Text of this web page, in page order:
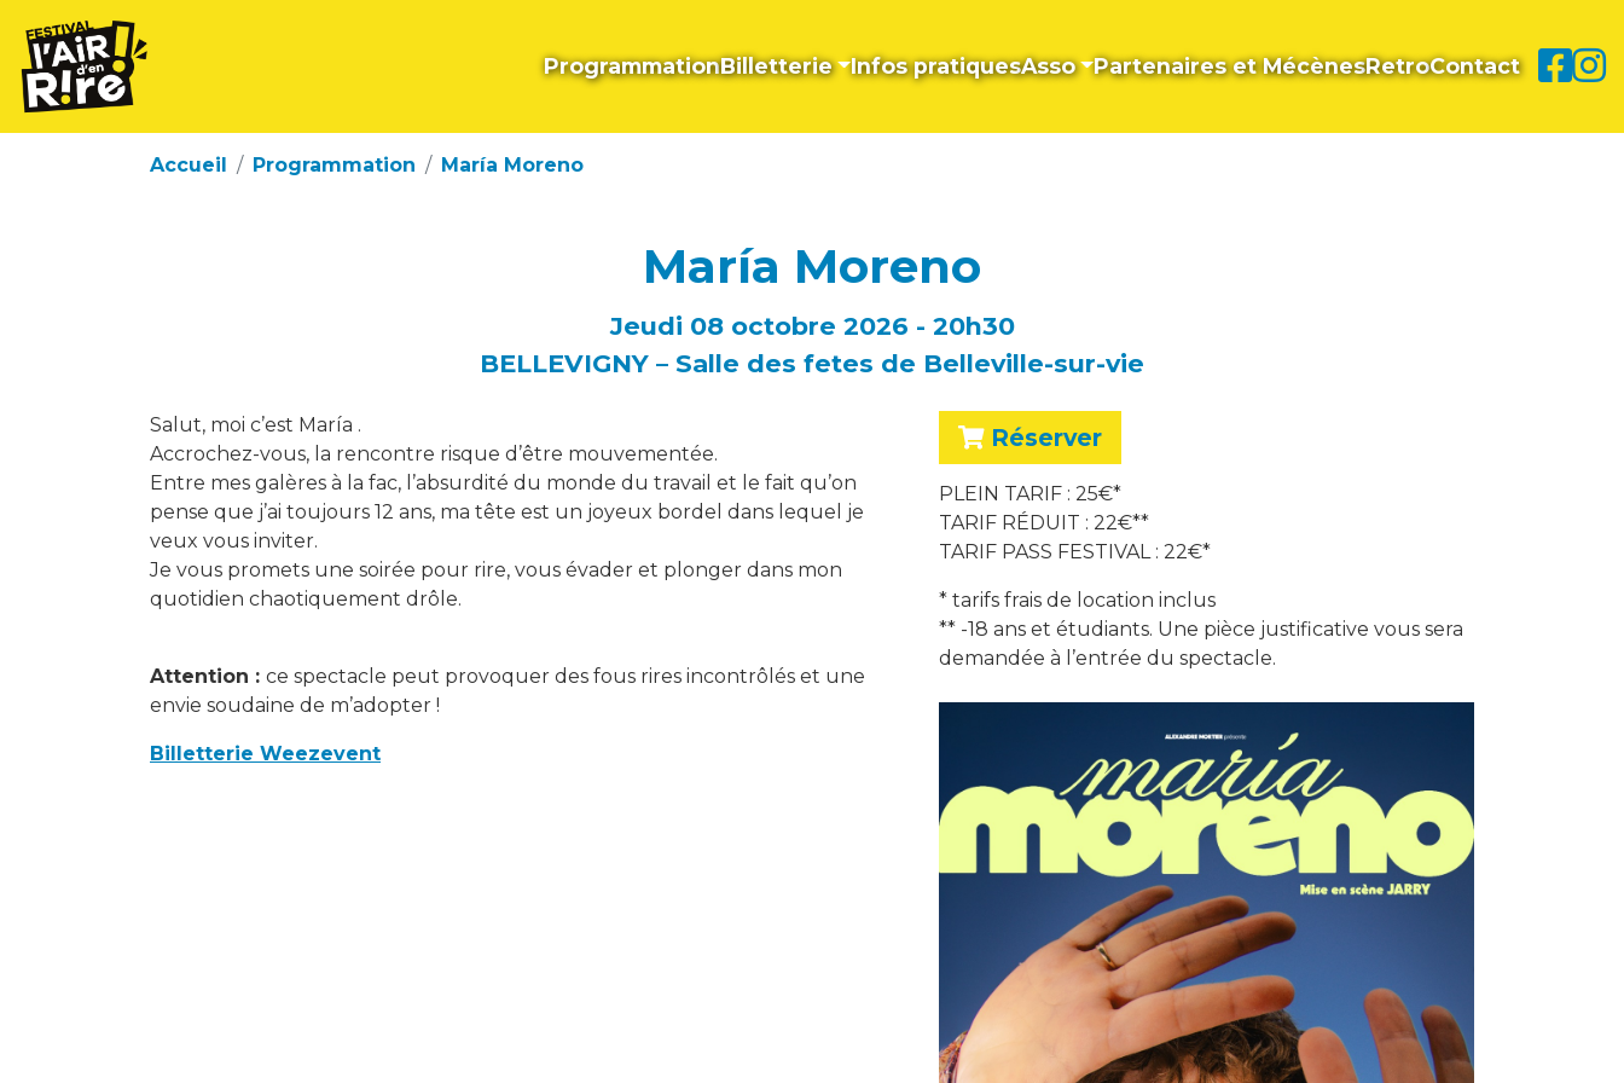
ProgrammationBilletterie Infos pratiquesAsso Partenaires et MécènesRetroContact
Accueil Programmation María Moreno
María Moreno
Jeudi 08 octobre 2026 - 20h30
BELLEVIGNY – Salle des fetes de Belleville-sur-vie
Salut, moi c’est María .
Accrochez-vous, la rencontre risque d’être mouvementée.
Entre mes galères à la fac, l’absurdité du monde du travail et le fait qu’on
pense que j’ai toujours 12 ans, ma tête est un joyeux bordel dans lequel je
veux vous inviter.
Je vous promets une soirée pour rire, vous évader et plonger dans mon
quotidien chaotiquement drôle.
Attention : ce spectacle peut provoquer des fous rires incontrôlés et une
envie soudaine de m’adopter !
Billetterie Weezevent
Réserver
PLEIN TARIF : 25€*
TARIF RÉDUIT : 22€**
TARIF PASS FESTIVAL : 22€*
* tarifs frais de location inclus
** -18 ans et étudiants. Une pièce justificative vous sera
demandée à l’entrée du spectacle.